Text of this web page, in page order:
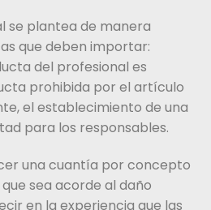
se plantea de manera
que deben importar:
del profesional es
prohibida por el artículo
el establecimiento de una
para los responsables.
una cuantía por concepto
sea acorde al daño
en la experiencia que las